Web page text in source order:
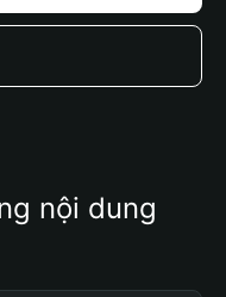
nội dung